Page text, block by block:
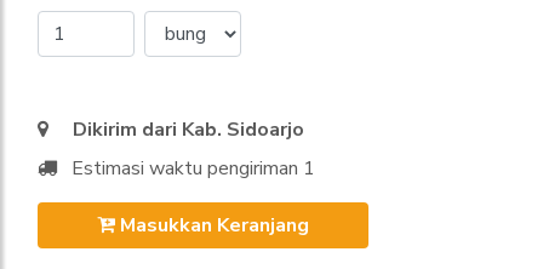
Dikirim dari Kab. Sidoarjo
Estimasi waktu pengiriman 1
Masukkan Keranjang